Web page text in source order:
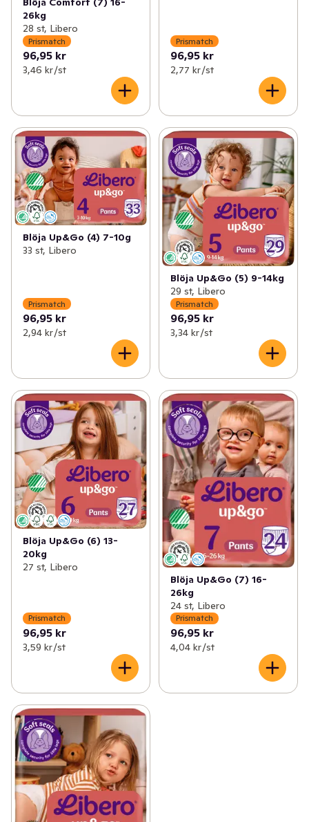
26kg
28 st, Libero
Prismatch
96,95 kr
3,46 kr /st
Prismatch
96,95 kr
2,77 kr /st
Blöja Up&Go (4) 7-10g
33 st, Libero
Prismatch
96,95 kr
2,94 kr /st
Blöja Up&Go (5) 9-14kg
29 st, Libero
Prismatch
96,95 kr
3,34 kr /st
Blöja Up&Go (6) 13-
20kg
27 st, Libero
Prismatch
96,95 kr
3,59 kr /st
Blöja Up&Go (7) 16-
26kg
24 st, Libero
Prismatch
96,95 kr
4,04 kr /st